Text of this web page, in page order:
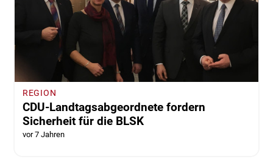
REGION
CDU-Landtagsabgeordnete fordern
Sicherheit für die BLSK
vor 7 Jahren